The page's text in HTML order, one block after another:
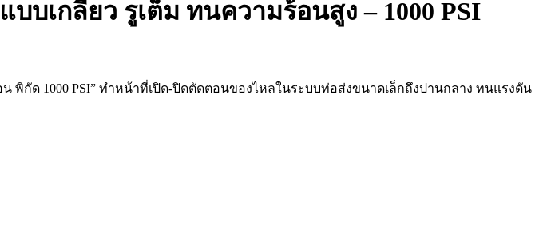
บเกลียว รูเต็ม ทนความร้อนสูง – 1000 PSI
พิกัด 1000 PSI” ทำหน้าที่เปิด-ปิดตัดตอนของไหลในระบบท่อส่งขนาดเล็กถึงปานกลาง ทนแรงดัน